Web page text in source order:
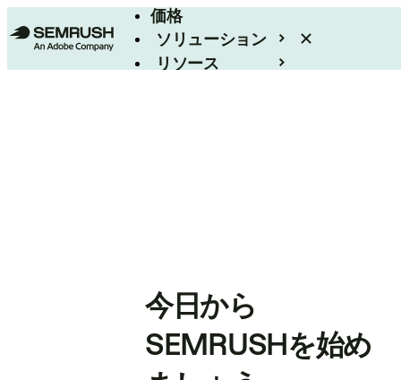
価格
ソリューション
リソース
今日から
SEMRUSHを始め